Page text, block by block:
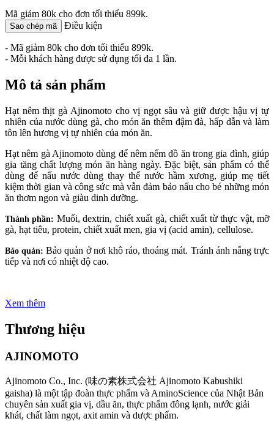
Mã giảm 80k cho đơn tối thiểu 899k.
Sao chép mã Điều kiện
- Mã giảm 80k cho đơn tối thiểu 899k.
- Mỗi khách hàng được sử dụng tối đa 1 lần.
Mô tả sản phẩm
Hạt nêm thịt gà Ajinomoto cho vị ngọt sâu và giữ được hậu vị tự
nhiên của nước dùng gà, cho món ăn thêm đậm đà, hấp dẫn và làm
tôn lên hương vị tự nhiên của món ăn.
Hạt nêm gà Ajinomoto dùng để nêm nếm đồ ăn trong gia đình, giúp
gia tăng chất lượng món ăn hàng ngày. Đặc biệt, sản phẩm có thể
dùng để nấu nước dùng thay thế nước hầm xương, giúp mẹ tiết
kiệm thời gian và công sức mà vẫn đảm bảo nấu cho bé những món
ăn thơm ngon và giàu dinh dưỡng.
Thành phần: Muối, dextrin, chiết xuất gà, chiết xuất từ thực vật, mỡ
gà, hạt tiêu, protein, chiết xuất men, gia vị (acid amin), cellulose.
Bảo quản:Bảo quản ở nơi khô ráo, thoáng mát. Tránh ánh nắng trực
tiếp và nơi có nhiệt độ cao.
Xem thêm
Thương hiệu
AJINOMOTO
Ajinomoto Co., Inc. (味の素株式会社 Ajinomoto Kabushiki
gaisha) là một tập đoàn thực phẩm và AminoScience của Nhật Bản
chuyên sản xuất gia vị, dầu ăn, thực phẩm đông lạnh, nước giải
khát, chất làm ngọt, axit amin và dược phẩm.